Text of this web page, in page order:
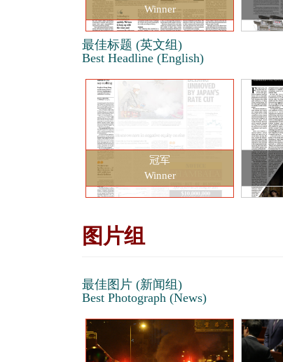
Winner
最佳标题 (英文组)
Best Headline (English)
冠军
Winner
图片组
最佳图片 (新闻组)
Best Photograph (News)